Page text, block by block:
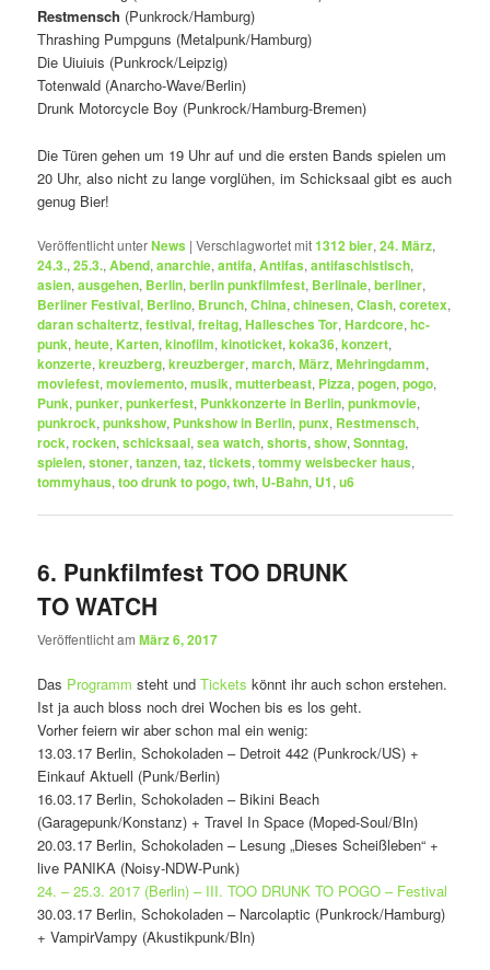
Restmensch (Punkrock/Hamburg)
Thrashing Pumpguns (Metalpunk/Hamburg)
Die Uiuiuis (Punkrock/Leipzig)
Totenwald (Anarcho-Wave/Berlin)
Drunk Motorcycle Boy (Punkrock/Hamburg-Bremen)
Die Türen gehen um 19 Uhr auf und die ersten Bands spielen um
20 Uhr, also nicht zu lange vorglühen, im Schicksaal gibt es auch
genug Bier!
Veröffentlicht unterNews |Verschlagwortet mit1312 bier,24. März,
24.3.,25.3.,Abend,anarchie,antifa,Antifas,antifaschistisch,
asien,ausgehen, Berlin,berlin punkfilmfest, Berlinale,berliner,
Berliner Festival, Berlino, Brunch,China,chinesen,Clash,coretex,
daran schaitertz,festival,freitag,Hallesches Tor,Hardcore,hc-
punk,heute, Karten,kinofilm,kinoticket,koka36,konzert,
konzerte,kreuzberg,kreuzberger,march,März,Mehringdamm,
moviefest,moviemento,musik,mutterbeast, Pizza,pogen,pogo,
Punk,punker,punkerfest, Punkkonzerte in Berlin,punkmovie,
punkrock,punkshow, Punkshow in Berlin,punx, Restmensch,
rock,rocken,schicksaal,sea watch,shorts,show,Sonntag,
spielen,stoner,tanzen,taz,tickets,tommy weisbecker haus,
tommyhaus,too drunk to pogo,twh, U-Bahn, U1,u6
6. Punkfilmfest TOO DRUNK
TO WATCH
Veröffentlicht amMärz 6, 2017
Das Programm steht undTickets könnt ihr auch schon erstehen.
Ist ja auch bloss noch drei Wochen bis es los geht.
Vorher feiern wir aber schon mal ein wenig:
13.03.17 Berlin, Schokoladen – Detroit 442 (Punkrock/US) +
Einkauf Aktuell (Punk/Berlin)
16.03.17 Berlin, Schokoladen – Bikini Beach
(Garagepunk/Konstanz) + Travel In Space (Moped-Soul/Bln)
20.03.17 Berlin, Schokoladen – Lesung „Dieses Scheißleben“ +
live PANIKA (Noisy-NDW-Punk)
24. – 25.3. 2017 (Berlin) – III. TOO DRUNK TO POGO – Festival
30.03.17 Berlin, Schokoladen – Narcolaptic (Punkrock/Hamburg)
+ VampirVampy (Akustikpunk/Bln)